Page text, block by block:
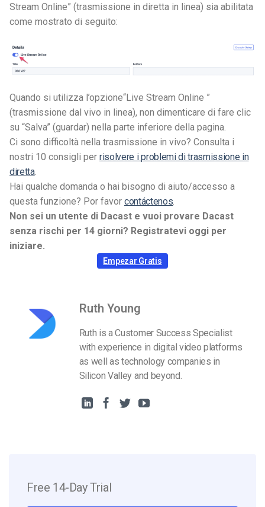
Stream Online” (trasmissione in diretta in linea) sia abilitata
come mostrato di seguito:
Quando si utilizza l’opzione“Live Stream Online ”
(trasmissione dal vivo in linea), non dimenticare di fare clic
su “Salva” (guardar) nella parte inferiore della pagina.
Ci sono difficoltà nella trasmissione in vivo? Consulta i
nostri 10 consigli per risolvere i problemi di trasmissione in
diretta.
Hai qualche domanda o hai bisogno di aiuto/accesso a
questa funzione? Por favor contáctenos.
Non sei un utente di Dacast e vuoi provare Dacast
senza rischi per 14 giorni? Registratevi oggi per
iniziare.
Empezar Gratis
Ruth Young
Ruth is a Customer Success Specialist
with experience in digital video platforms
as well as technology companies in
Silicon Valley and beyond.
Free 14-Day Trial